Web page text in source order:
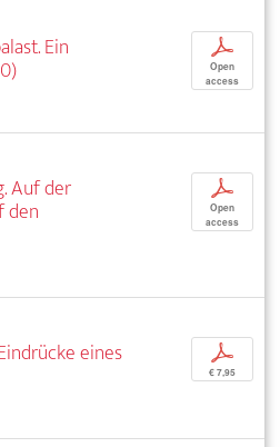
Ein
p
Open
access
Auf der
den
p
Open
access
eines
p
€ 7,95